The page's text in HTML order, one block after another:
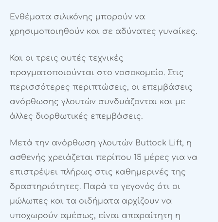
Ενθέματα σιλικόνης μπορούν να
χρησιμοποιηθούν και σε αδύνατες γυναίκες.
Και οι τρεις αυτές τεχνικές
πραγματοποιούνται στο νοσοκομείο. Στις
περισσότερες περιπτώσεις, οι επεμβάσεις
ανόρθωσης γλουτών συνδυάζονται και με
άλλες διορθωτικές επεμβάσεις.
Μετά την ανόρθωση γλουτών Buttock Lift, η
ασθενής χρειάζεται περίπου 15 μέρες για να
επιστρέψει πλήρως στις καθημερινές της
δραστηριότητες. Παρά το γεγονός ότι οι
μώλωπες και τα οιδήματα αρχίζουν να
υποχωρούν αμέσως, είναι απαραίτητη η